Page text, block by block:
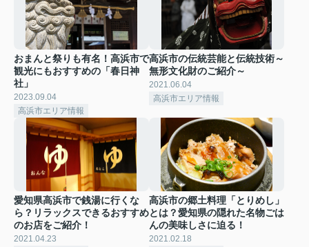
おまんと祭りも有名！高浜市で
観光にもおすすめの「春日神
社」
2023.09.04
高浜市エリア情報
高浜市の伝統芸能と伝統技術～
無形文化財のご紹介～
2021.06.04
高浜市エリア情報
愛知県高浜市で銭湯に行くな
ら？リラックスできるおすすめ
のお店をご紹介！
2021.04.23
高浜市の郷土料理「とりめし」
とは？愛知県の隠れた名物ごは
んの美味しさに迫る！
2021.02.18